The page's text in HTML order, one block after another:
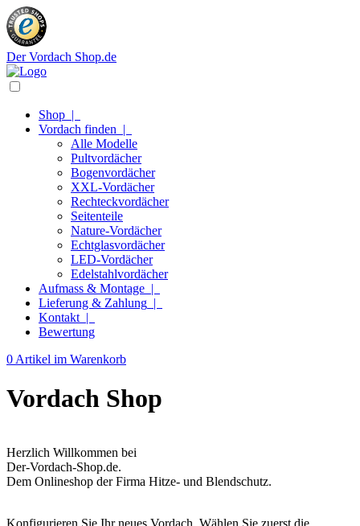
Der Vordach Shop.de
Shop |
Vordach finden |
Alle Modelle
Pultvordächer
Bogenvordächer
XXL-Vordächer
Rechteckvordächer
Seitenteile
Nature-Vordächer
Echtglasvordächer
LED-Vordächer
Edelstahlvordächer
Aufmass & Montage |
Lieferung & Zahlung |
Kontakt |
Bewertung
0 Artikel im Warenkorb
Vordach Shop
Herzlich Willkommen bei
Der-Vordach-Shop.de.
Dem Onlineshop der Firma Hitze- und Blendschutz.
Konfigurieren Sie Ihr neues Vordach. Wählen Sie zuerst die